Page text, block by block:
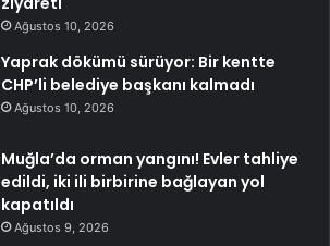
Ağustos 10, 2026
Yaprak dökümü sürüyor: Bir kentte
CHP’li belediye başkanı kalmadı
Ağustos 10, 2026
Muğla’da orman yangını! Evler tahliye
edildi, iki ili birbirine bağlayan yol
kapatıldı
Ağustos 9, 2026